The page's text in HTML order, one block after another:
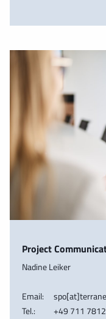
Project
Nadine Leiker
Email:
Tel.:
+49 711